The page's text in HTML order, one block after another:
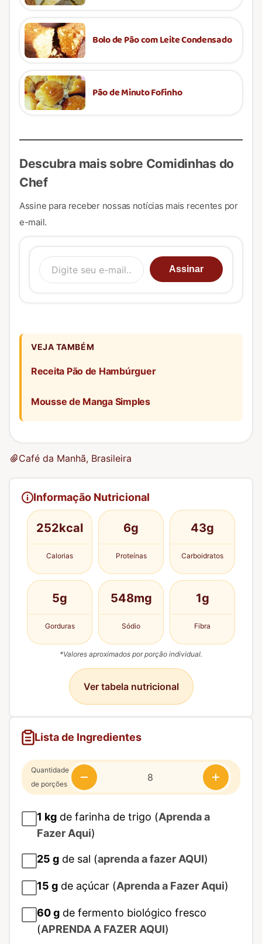
Bolo de Pão com Leite Condensado
Pão de Minuto Fofinho
Descubra mais sobre Comidinhas do
Chef
Assine para receber nossas notícias mais recentes por
e-mail.
Digite seu e-mail…
Assinar
VEJA TAMBÉM
Receita Pão de Hambúrguer
Mousse de Manga Simples
Café da Manhã, Brasileira
Informação Nutricional
252kcal
Calorias
6g
Proteínas
43g
Carboidratos
5g
Gorduras
548mg
Sódio
1g
Fibra
*Valores aproximados por porção individual.
Ver tabela nutricional
Lista de Ingredientes
Quantidade
de porções
1 kg de farinha de trigo (Aprenda a
Fazer Aqui)
25 g de sal (aprenda a fazer AQUI)
15 g de açúcar (Aprenda a Fazer Aqui)
60g de fermento biológico fresco
(APRENDA A FAZER AQUI)